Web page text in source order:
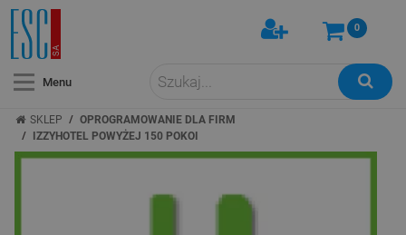
Menu
0
SKLEP / OPROGRAMOWANIE DLA FIRM
/ IZZYHOTEL POWYŻEJ 150 POKOI